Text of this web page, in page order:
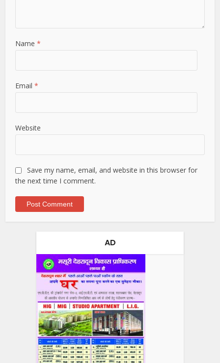
Name*
Email*
Website
Save my name, email, and website in this browser for
the next time I comment.
AD